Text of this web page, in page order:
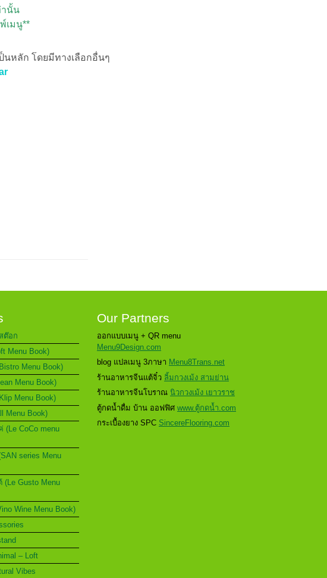
านั้น
เมนู**
นหลัก โดยมีทางเลือกอื่นๆ
ต๊อก
Menu Book)
Menu Book)
Menu Book)
Menu Book)
Menu Book)
(Le CoCo menu
series Menu
(Le Gusto Menu
Wine Menu Book)
– Loft
Vibes
Our Partners
ออกแบบเมนู + QR menu
Menu9Design.com
blog แปลเมนู 3ภาษา Menu8Trans.net
ร้านอาหารจีนแต้จิ๋ว ลิ้มกวงเม้ง สามย่าน
ร้านอาหารจีนโบราณ นิวกวงเม้ง เยาวราช
ตู้กดน้ำดื่ม บ้าน ออฟฟิศ www.ตู้กดน้ำ.com
กระเบื้องยาง SPC SincereFlooring.com